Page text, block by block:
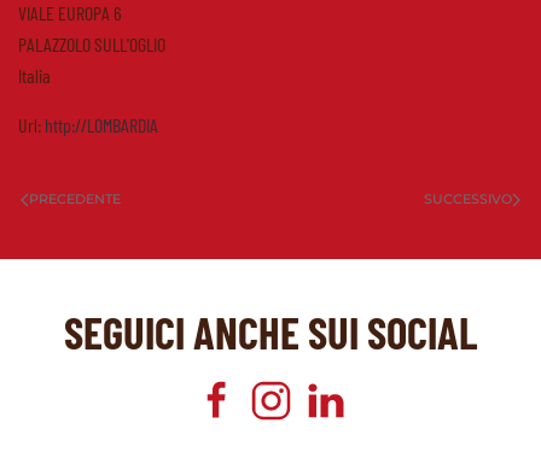
VIALE EUROPA 6
PALAZZOLO SULL'OGLIO
Italia
Url: http://LOMBARDIA
PRECEDENTE SUCCESSIVO
SEGUICI ANCHE SUI SOCIAL